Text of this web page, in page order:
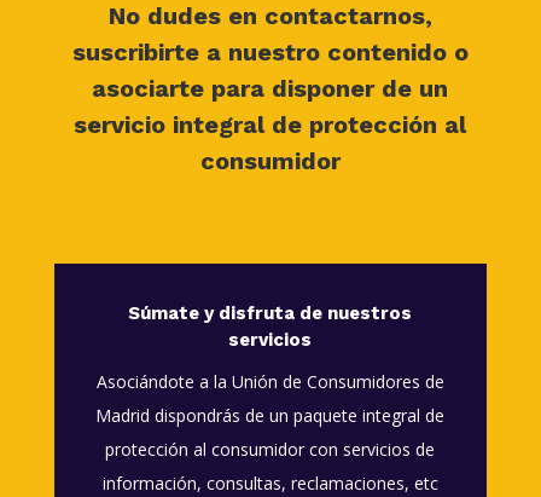
No dudes en contactarnos,
suscribirte a nuestro contenido o
asociarte para disponer de un
servicio integral de protección al
consumidor
Súmate y disfruta de nuestros
servicios
Asociándote a la Unión de Consumidores de
Madrid dispondrás de un paquete integral de
protección al consumidor con servicios de
información, consultas, reclamaciones, etc